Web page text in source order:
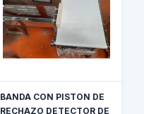
BANDA CON PISTON DE
RECHAZO DETECTOR DE